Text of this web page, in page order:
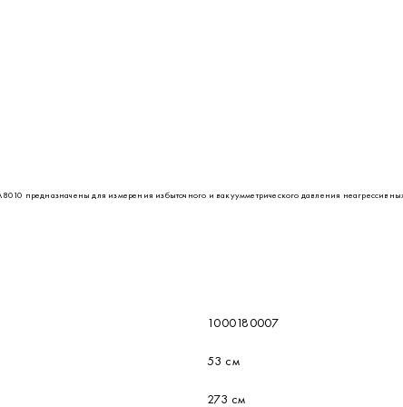
предназначены для измерения избыточного и вакуумметрического давления
1000180007
53 см
273 см